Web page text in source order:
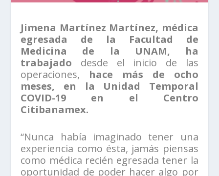
Jimena Martínez Martínez, médica
egresada de la Facultad de
Medicina de la UNAM, ha
trabajado desde el inicio de las
operaciones, hace más de ocho
meses, en la Unidad Temporal
COVID-19 en el Centro
Citibanamex.
“Nunca había imaginado tener una
experiencia como ésta, jamás piensas
como médica recién egresada tener la
oportunidad de poder hacer algo por